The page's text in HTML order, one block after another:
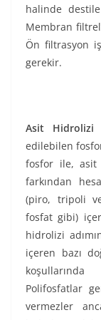
halinde
Membran
Ön filtrasyon
gerekir.
Asit Hidrolizi
edilebilen
fosfor ile, asit
farkından
(piro, tripoli ve
fosfat gibi)
hidrolizi
içeren bazı
Polifosfatlar
vermezler